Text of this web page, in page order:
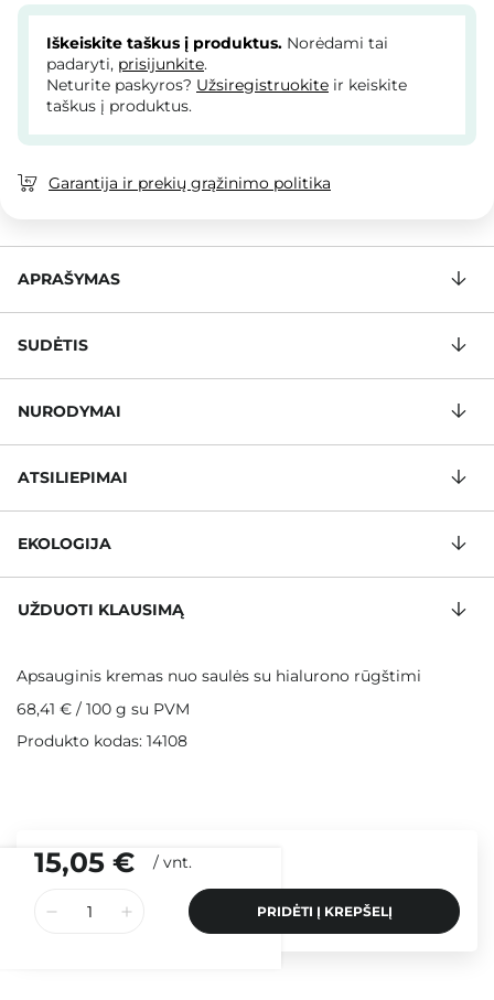
15,05 € / vnt.
PRIDĖTI Į KREPŠELĮ
Iškeiskite taškus į produktus. Norėdami tai
padaryti, prisijunkite.
Neturite paskyros? Užsiregistruokite ir keiskite
taškus į produktus.
Garantija ir prekių grąžinimo politika
APRAŠYMAS
SUDĖTIS
NURODYMAI
ATSILIEPIMAI
EKOLOGIJA
UŽDUOTI KLAUSIMĄ
Apsauginis kremas nuo saulės su hialurono rūgštimi
68,41 € / 100 g su PVM
Produkto kodas: 14108